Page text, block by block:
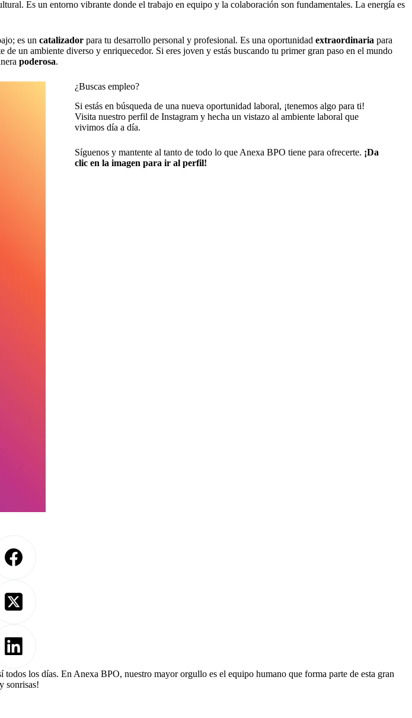
Es un entorno vibrante donde el trabajo en equipo y la colaboración son fundamentales. La energía es
es un catalizador para tu desarrollo personal y profesional. Es una oportunidad extraordinaria para
un ambiente diverso y enriquecedor. Si eres joven y estás buscando tu primer gran paso en el mundo
poderosa.
¿Buscas empleo?
Si estás en búsqueda de una nueva oportunidad laboral, ¡tenemos algo para ti!
Visita nuestro perfil de Instagram y hecha un vistazo al ambiente laboral que
vivimos día a día.
Síguenos y mantente al tanto de todo lo que Anexa BPO tiene para ofrecerte. ¡Da
clic en la imagen para ir al perfil!
los días. En Anexa BPO, nuestro mayor orgullo es el equipo humano que forma parte de esta gran
sonrisas!